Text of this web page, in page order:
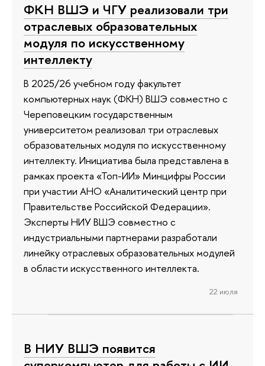
ФКН ВШЭ и ЧГУ реализовали три
отраслевых образовательных
модуля по искусственному
интеллекту
В 2025/26 учебном году факультет
компьютерных наук (ФКН) ВШЭ совместно с
Череповецким государственным
университетом реализовал три отраслевых
образовательных модуля по искусственному
интеллекту. Инициатива была представлена в
рамках проекта «Топ-ИИ» Минцифры России
при участии АНО «Аналитический центр при
Правительстве Российской Федерации».
Эксперты НИУ ВШЭ совместно с
индустриальными партнерами разработали
линейку отраслевых образовательных модулей
в области искусственного интеллекта.
22 июля
В НИУ ВШЭ появится